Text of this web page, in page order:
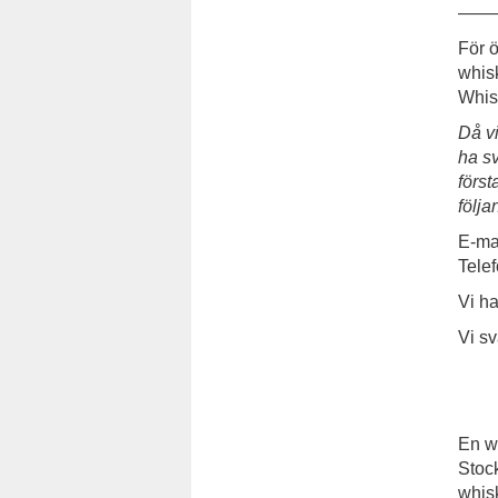
För
Då
ha
E-
Vi
Vi
En